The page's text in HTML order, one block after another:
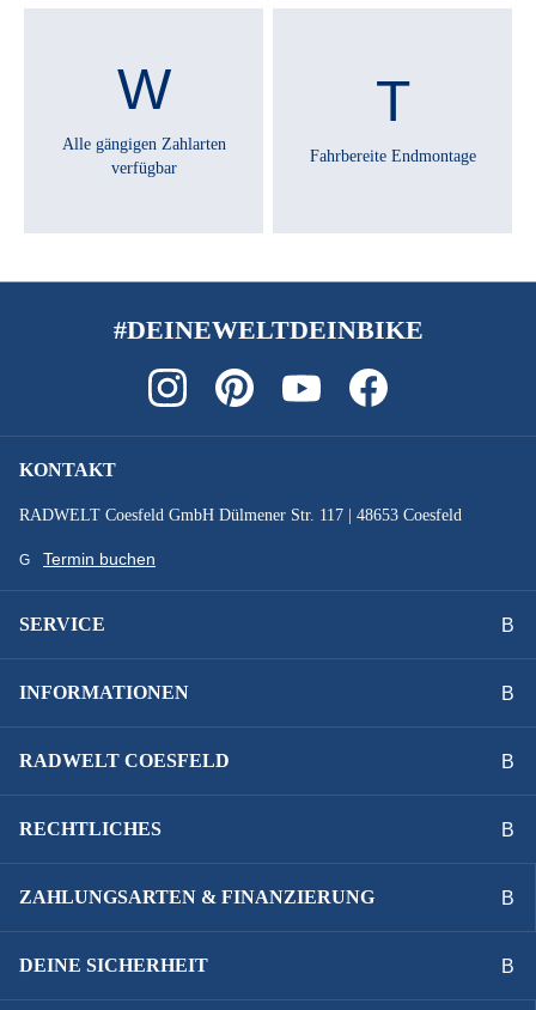
Alle gängigen Zahlarten
verfügbar
Fahrbereite Endmontage
#DEINEWELTDEINBIKE
KONTAKT
RADWELT Coesfeld GmbH Dülmener Str. 117 | 48653 Coesfeld
Termin buchen
SERVICE
INFORMATIONEN
RADWELT COESFELD
RECHTLICHES
ZAHLUNGSARTEN & FINANZIERUNG
DEINE SICHERHEIT